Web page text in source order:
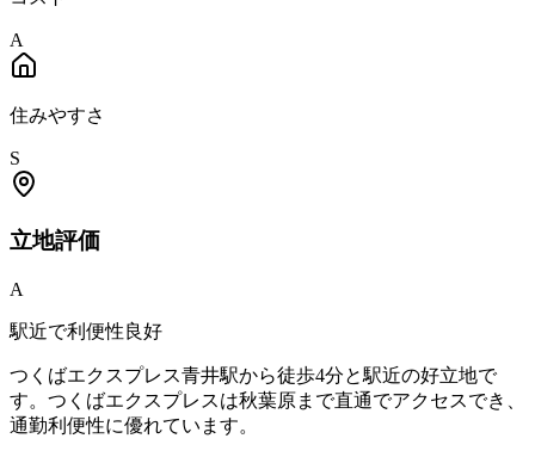
A
住みやすさ
S
立地評価
A
駅近で利便性良好
つくばエクスプレス青井駅から徒歩4分と駅近の好立地で
す。つくばエクスプレスは秋葉原まで直通でアクセスでき、
通勤利便性に優れています。